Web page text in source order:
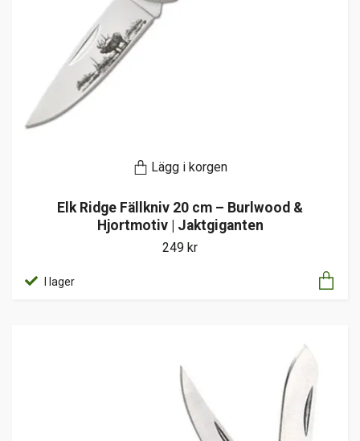
Lägg i korgen
Elk Ridge Fällkniv 20 cm – Burlwood &
Hjortmotiv | Jaktgiganten
249 kr
I lager